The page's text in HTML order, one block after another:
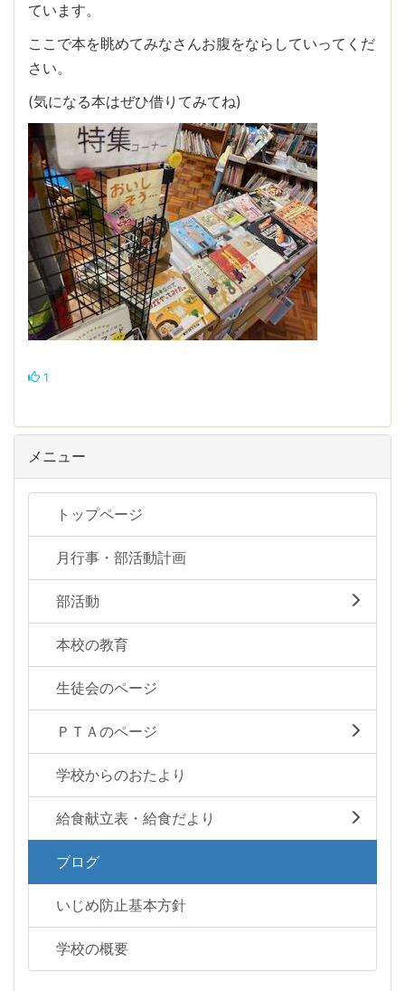
ています。
ここで本を眺めてみなさんお腹をならしていってくだ
さい。
(気になる本はぜひ借りてみてね)
1
メニュー
トップページ
月行事・部活動計画
部活動
本校の教育
生徒会のページ
ＰＴＡのページ
学校からのおたより
給食献立表・給食だより
ブログ
いじめ防止基本方針
学校の概要